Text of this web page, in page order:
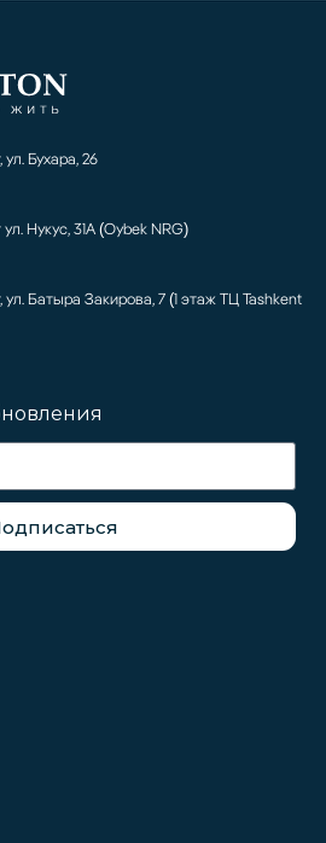
ул. Бухара, 26
Нукус, 31А (Oybek NRG)
ул. Батыра Закирова, 7 (1 этаж ТЦ Tashkent